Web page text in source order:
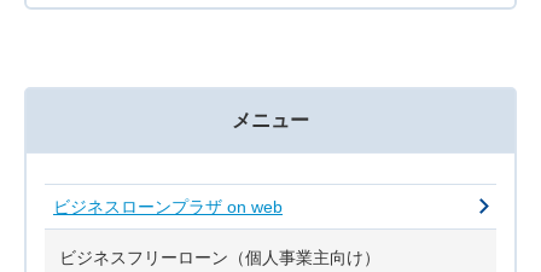
メニュー
ビジネスローンプラザ on web
ビジネスフリーローン（個人事業主向け）